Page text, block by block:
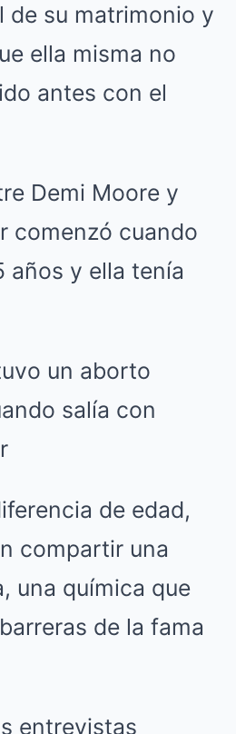
de su matrimonio y
ella misma no
antes con el
Demi Moore y
comenzó cuando
años y ella tenía
de edad,
compartir una
una química que
de la fama
entrevistas